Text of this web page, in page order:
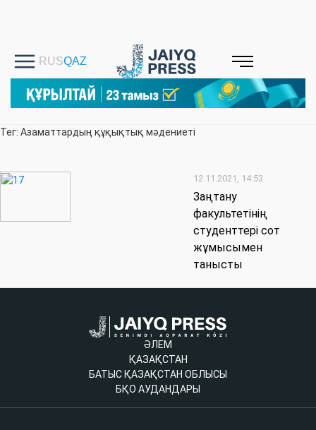
Тег: Азаматтардың құқықтық мәдениеті
12.11.2021, 14:53
Заңтану
факультетінің
студенттері сот
жұмысымен
танысты
ӘЛЕМ
ҚАЗАҚСТАН
БАТЫС ҚАЗАҚСТАН ОБЛЫСЫ
БҚО АУДАНДАРЫ